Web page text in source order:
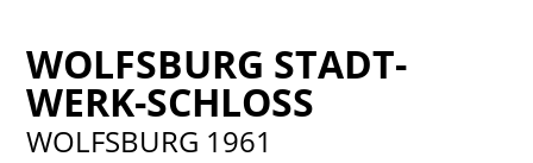
WOLFSBURG STADT-
WERK-SCHLOSS
WOLFSBURG 1961